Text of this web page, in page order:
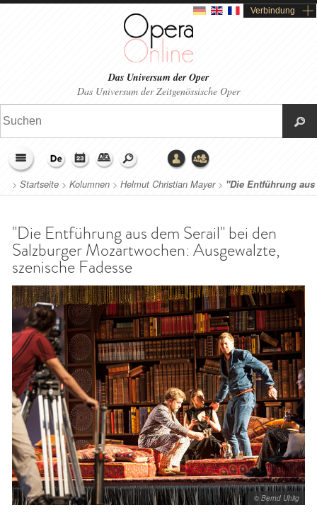
Verbindung
Das Universum der Oper
Das Universum der Zeitgenössische Oper
> Startseite > Kolumnen > Helmut Christian Mayer> "Die Entführung aus
dem Serail" bei den Salzburger Mozartwochen: Ausgewalzte,
"Die Entführung aus dem Serail" bei den
Salzburger Mozartwochen: Ausgewalzte,
szenische Fadesse
© Bernd Uhlig